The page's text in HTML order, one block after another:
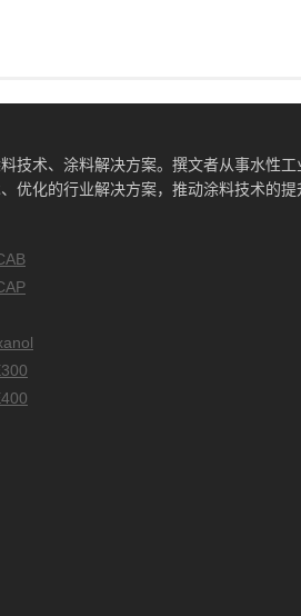
技术、涂料解决方案。撰文者从事水性
优化的行业解决方案，推动涂料技术的提